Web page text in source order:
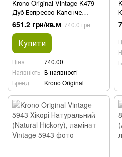
Krono Original Vintage K479
Дуб Еспрессо Капенче
(Espresso Carpenter Oak),
ламінат
651.2 грн/кв.м 740.0 грн
Купити
Ціна
740.00
Наявність В наявності
Бренд
Krono Original